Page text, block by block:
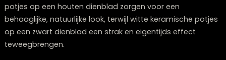
schouwspel. Combineer bijvoorbeeld een hogere
met lager groeiende, breed uitlopende vetplanten.
bescheiden vaasje met een enkele bloesem of tak
charmant detail zijn en kleur geven aan je opstelling.